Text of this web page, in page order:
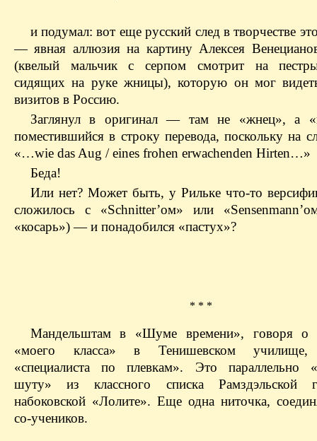
и подумал: вот еще русский след в творчестве
— явная аллюзия на картину Алексея
(квелый мальчик с серпом смотрит на
сидящих на руке жницы), которую он мог
визитов в Россию.
Заглянул в оригинал — там не «жнец», а
поместившийся в строку перевода, поскольку на
«…wie das Aug / eines frohen erwachenden Hirten…»
Беда!
Или нет? Может быть, у Рильке что-то
сложилось с «Schnitter’ом» или
«косарь») — и понадобился «пастух»?
* * *
Мандельштам в «Шуме времени», говоря о
«моего класса» в Тенишевском училище,
«специалиста по плевкам». Это параллельно
шуту» из классного списка Рамздэльской
набоковской «Лолите». Еще одна ниточка,
со-учеников.